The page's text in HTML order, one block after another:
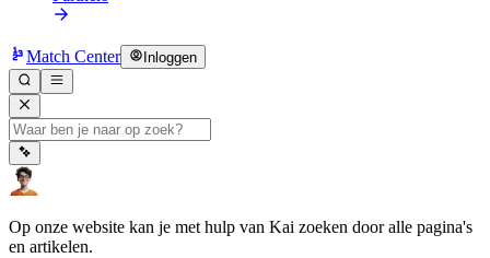
Match Center Inloggen
Op onze website kan je met hulp van Kai zoeken door alle pagina's
en artikelen.